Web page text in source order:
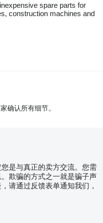
spare parts for
construction machines and
确认所有细节。
是与真正的卖方交流。您需
欺骗的方式之一就是骗子声
请通过反馈表单通知我们，